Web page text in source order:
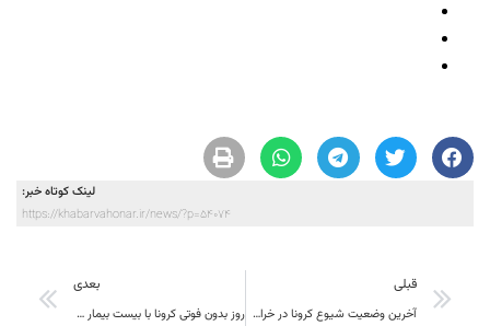
لینک کوتاه خبر:
https://khabarvahonar.ir/news/?p=54074
قبلی
آخرین وضعیت شیوع کرونا در خراسان جنوبی؛
بعدی
روز بدون فوتی کرونا با بیست بیمار جدید در خراسان جنوبی